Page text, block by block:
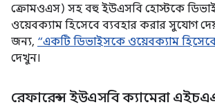
ক্রোমওএস) সহ বহু ইউএসবি হোস্টকে
ওয়েবক্যাম হিসেবে ব্যবহার করার সুযোগ
জন্য, “একটি ডিভাইসকে ওয়েবক্যাম
দেখুন।
রেফারেন্স ইউএসবি ক্যামেরা